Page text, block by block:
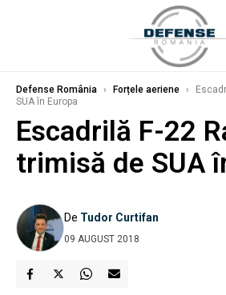
Defense România › Forțele aeriene ›
SUA în Europa
Escadrilă F-22
trimisă de SUA
De Tudor Curtifan
09 AUGUST 2018